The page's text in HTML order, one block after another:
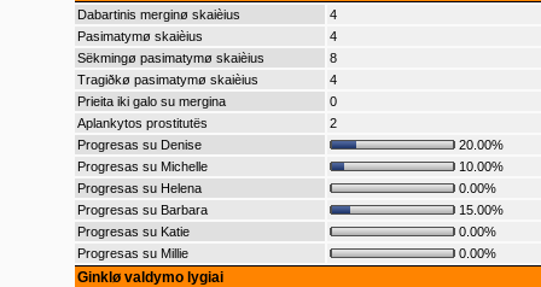
Dabartinis merginø skaièius
4
Pasimatymø skaièius
4
Sëkmingø pasimatymø skaièius
8
Tragiðkø pasimatymø skaièius
4
Prieita iki galo su mergina
0
Aplankytos prostitutës
2
Progresas su Denise
20.00%
Progresas su Michelle
10.00%
Progresas su Helena
0.00%
Progresas su Barbara
15.00%
Progresas su Katie
0.00%
Progresas su Millie
0.00%
Ginklø valdymo lygiai